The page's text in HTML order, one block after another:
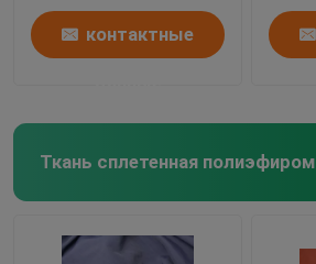
контактные
Ткань сплетенная полиэфиром